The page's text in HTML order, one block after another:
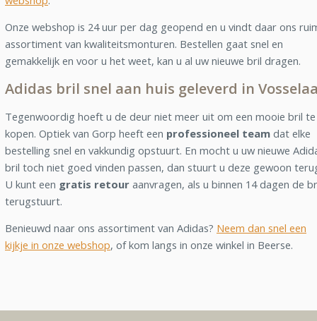
Onze webshop is 24 uur per dag geopend en u vindt daar ons
assortiment van kwaliteitsmonturen. Bestellen gaat snel en
gemakkelijk en voor u het weet, kan u al uw nieuwe bril dragen.
Adidas bril snel aan huis geleverd in
Tegenwoordig hoeft u de deur niet meer uit om een mooie bril te
kopen. Optiek van Gorp heeft een professioneel team dat elke
bestelling snel en vakkundig opstuurt. En mocht u uw nieuwe
bril toch niet goed vinden passen, dan stuurt u deze gewoon
U kunt een gratis retour aanvragen, als u binnen 14 dagen de
terugstuurt.
Benieuwd naar ons assortiment van Adidas? Neem dan snel een
kijkje in onze webshop, of kom langs in onze winkel in Beerse.